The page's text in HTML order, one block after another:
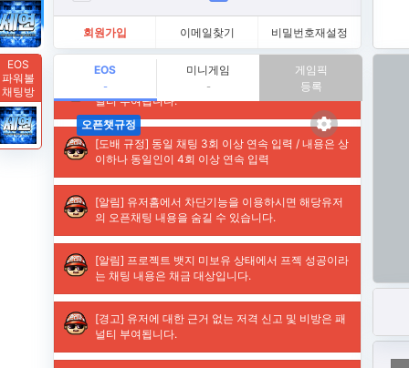
회원가입 이메일찾기 비밀번호재설정
EOS
-
미니게임
-
게임픽
등록
EOS
파워볼
채팅방